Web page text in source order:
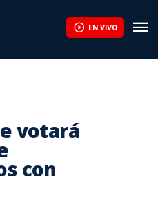
EN VIVO
votará
con